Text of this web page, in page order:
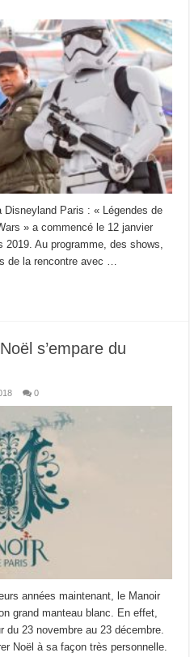
Paris : « Légendes de
» a commencé le 12 janvier
Au programme, des shows,
de la rencontre avec …
s’empare du
0
années maintenant, le Manoir
grand manteau blanc. En effet,
du 23 novembre au 23 décembre.
Noël à sa façon très personnelle.